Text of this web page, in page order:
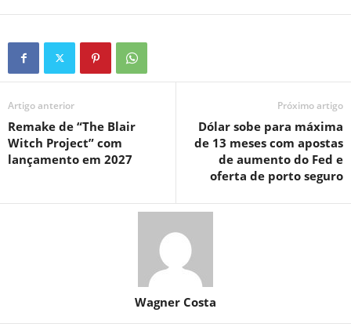
Artigo anterior
Remake de “The Blair
Witch Project” com
lançamento em 2027
Próximo artigo
Dólar sobe para máxima
de 13 meses com apostas
de aumento do Fed e
oferta de porto seguro
Wagner Costa